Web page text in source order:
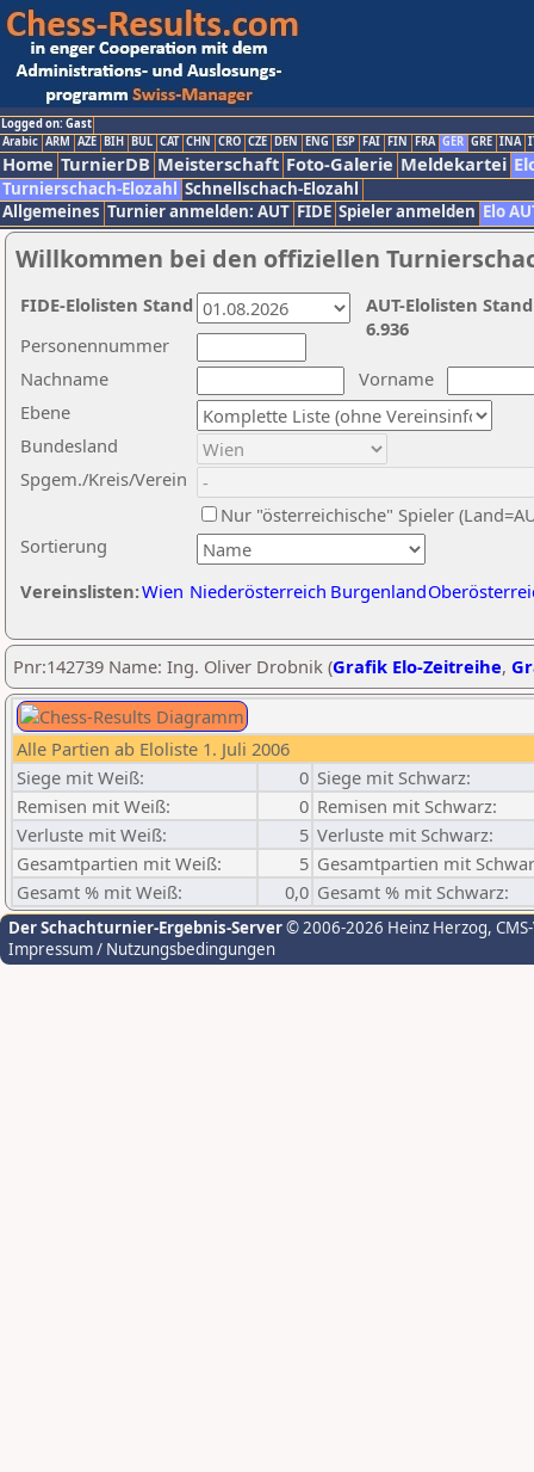
Logged on: Gast
Arabic ARM AZE BIH BUL CAT CHN CRO CZE DEN ENG ESP FAI FIN FRA GER GRE INA
Home TurnierDB Meisterschaft Foto-Galerie Meldekartei
Turnierschach-Elozahl Schnellschach-Elozahl
Allgemeines Turnier anmelden: AUT FIDE Spieler anmelden Elo
Willkommen bei den offiziellen
Nachname
Vorname
Ebene
Sortierung
Personennummer
Bundesland
Spgem./Kreis/Verein
Nur "österreichische" Spieler
Vereinslisten:Wien Niederösterreich Burgenland
AUT-Elolisten
6.936
FIDE-Elolisten Stand
Pnr:142739 Name: Ing. Oliver Drobnik (Grafik Elo-Zeitreihe,
Alle Partien ab Eloliste 1. Juli 2006
Siege mit Weiß:
0 Siege mit Schwarz:
Remisen mit Weiß:
0 Remisen mit Schwarz:
Verluste mit Weiß:
5 Verluste mit Schwarz:
Gesamtpartien mit Weiß:
5 Gesamtpartien mit
Gesamt % mit Weiß:
0,0 Gesamt % mit Schwarz:
Der Schachturnier-Ergebnis-Server© 2006-2026 Heinz Herzog,
Impressum / Nutzungsbedingungen